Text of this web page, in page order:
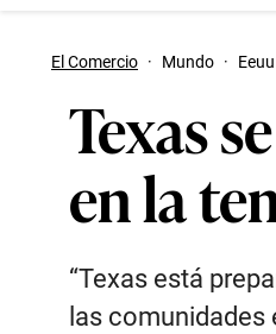
El Comercio · Mundo · Eeuu
Texas
en la
“Texas está
las comunidades